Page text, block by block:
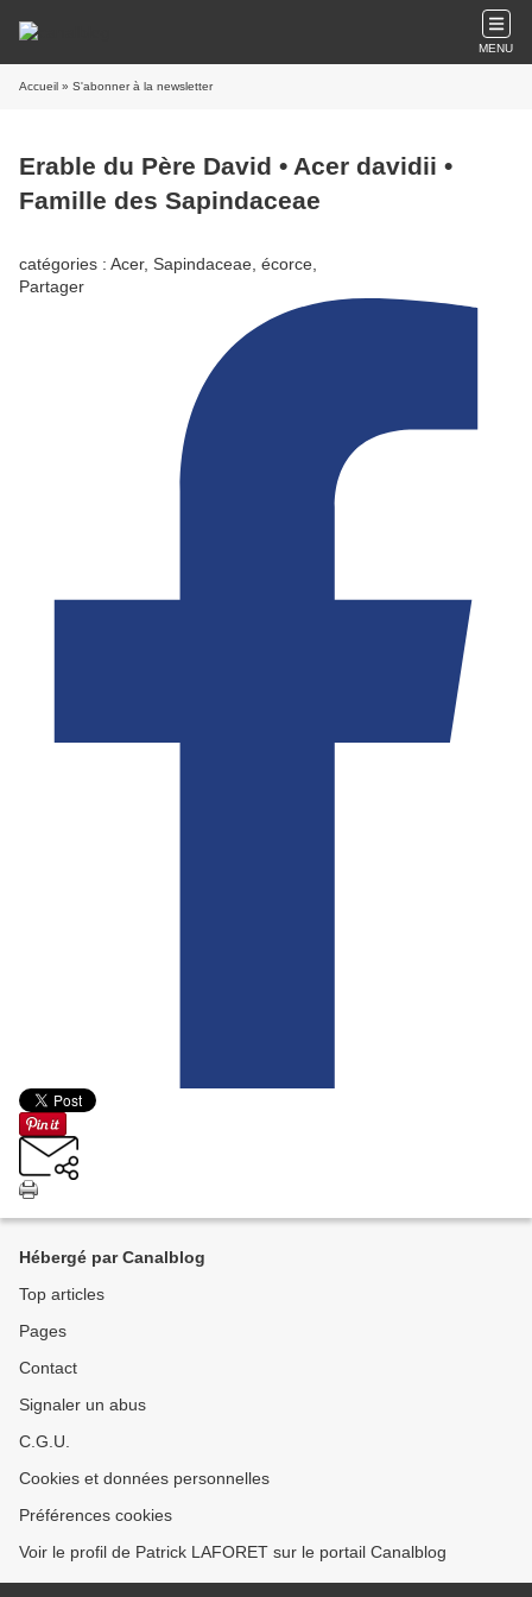
MENU
Accueil » S'abonner à la newsletter
Erable du Père David • Acer davidii •
Famille des Sapindaceae
catégories : Acer, Sapindaceae, écorce,
Partager
Hébergé par Canalblog
Top articles
Pages
Contact
Signaler un abus
C.G.U.
Cookies et données personnelles
Préférences cookies
Voir le profil de Patrick LAFORET sur le portail Canalblog